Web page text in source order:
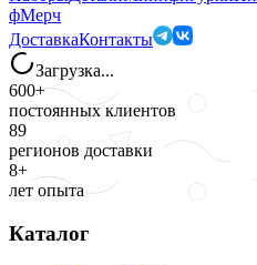
фМерч
ДоставкаКонтакты
Загрузка...
600+
постоянных клиентов
89
регионов доставки
8+
лет опыта
Каталог